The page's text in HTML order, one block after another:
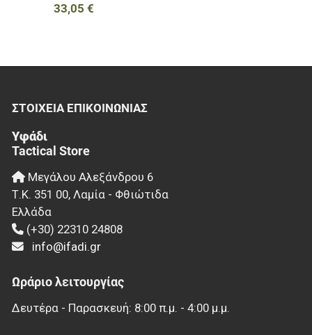
33,05 €
ΣΤΟΙΧΕΊΑ EΠΙΚΟΙΝΩΝΊΑΣ
Υφάδι
Tactical Store
Μεγάλου Αλεξάνδρου 6
Τ.Κ. 351 00, Λαμία - Φθιώτιδα
Ελλάδα
(+30) 22310 24808
info@ifadi.gr
Ωράριο λειτουργίας
Δευτέρα - Παρασκευή: 8:00 π.μ. - 4:00 μ.μ.